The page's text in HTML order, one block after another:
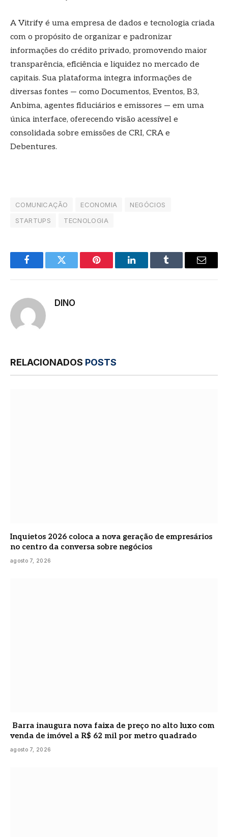
A Vitrify é uma empresa de dados e tecnologia criada
com o propósito de organizar e padronizar
informações do crédito privado, promovendo maior
transparência, eficiência e liquidez no mercado de
capitais. Sua plataforma integra informações de
diversas fontes — como Documentos, Eventos, B3,
Anbima, agentes fiduciários e emissores — em uma
única interface, oferecendo visão acessível e
consolidada sobre emissões de CRI, CRA e
Debentures.
COMUNICAÇÃO ECONOMIA
NEGÓCIOS
STARTUPS
TECNOLOGIA
FacebookTwitter Pinterest LinkedInTumblr
E-
DINO
RELACIONADOS POSTS
Inquietos 2026 coloca a nova geração de empresários
no centro da conversa sobre negócios
agosto 7, 2026
Barra inaugura nova faixa de preço no alto luxo com
venda de imóvel a R$ 62 mil por metro quadrado
agosto 7, 2026